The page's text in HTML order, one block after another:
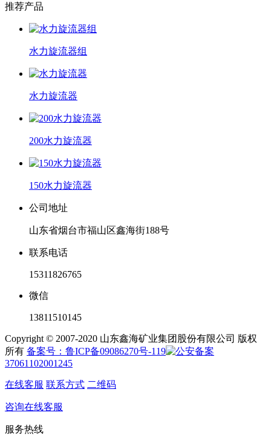
推荐产品
水力旋流器组
水力旋流器
200水力旋流器
150水力旋流器
公司地址
山东省烟台市福山区鑫海街188号
联系电话
15311826765
微信
13811510145
Copyright © 2007-2020 山东鑫海矿业集团股份有限公司 版权
所有 备案号：鲁ICP备09086270号-119
37061102001245
在线客服 联系方式 二维码
咨询在线客服
服务热线